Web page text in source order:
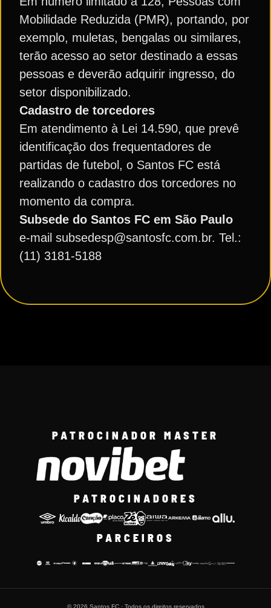
Mobilidade Reduzida (PMR), portando, por
exemplo, muletas, bengalas ou similares,
terão acesso ao setor destinado a essas
pessoas e deverão adquirir ingresso, do
setor disponibilizado.
Cadastro de torcedores
Em atendimento à Lei 14.590, que prevê
identificação dos frequentadores de
partidas de futebol, o Santos FC está
realizando o cadastro dos torcedores no
momento da compra.
Subsede do Santos FC em São Paulo
e-mail subsedesp@santosfc.com.br. Tel.:
(11) 3181-5188
PATROCINADOR MASTER
PATROCINADORES
PARCEIROS
© 2026 Santos FC · Todos os direitos reservados